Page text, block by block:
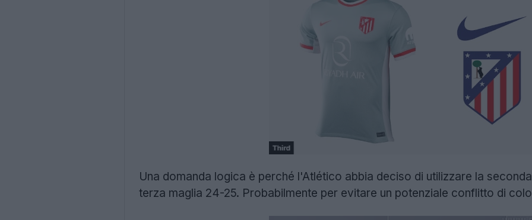
Una domanda logica è perché l'Atlético abbia deciso di utilizzare la
terza maglia 24-25. Probabilmente per evitare un potenziale conflitto di